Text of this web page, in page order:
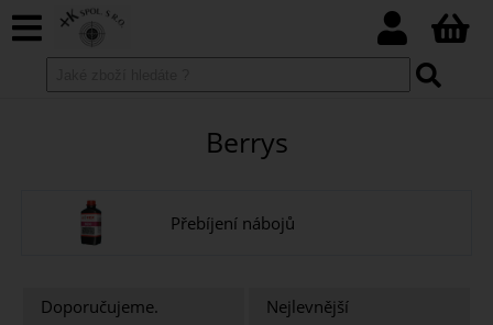
Berrys
Přebíjení nábojů
Doporučujeme.
Nejlevnější